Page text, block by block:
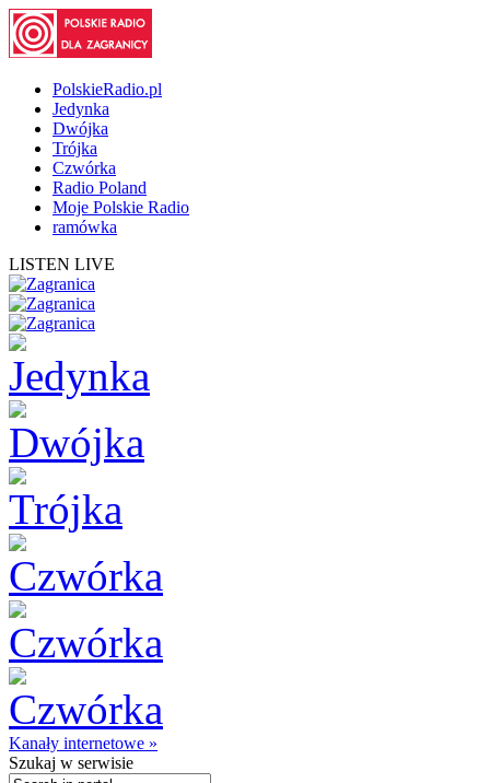
PolskieRadio.pl
Jedynka
Dwójka
Trójka
Czwórka
Radio Poland
Moje Polskie Radio
ramówka
LISTEN LIVE
Kanały internetowe »
Szukaj w serwisie